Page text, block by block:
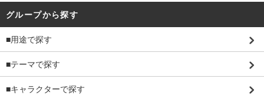
グループから探す
■用途で探す
■テーマで探す
■キャラクターで探す